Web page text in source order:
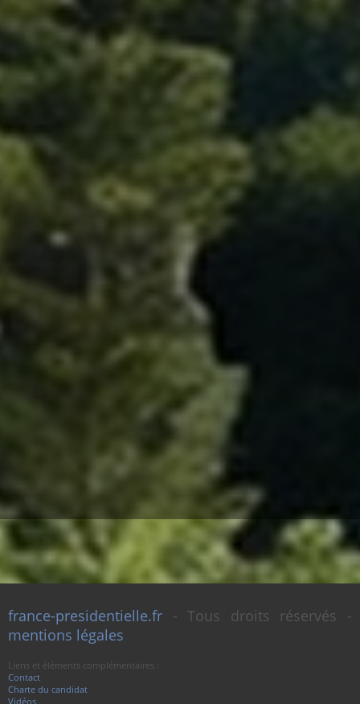
france-presidentielle.fr - Tous droits réservés -
mentions légales
Liens et éléments complémentaires :
Contact
Charte du candidat
Vidéos